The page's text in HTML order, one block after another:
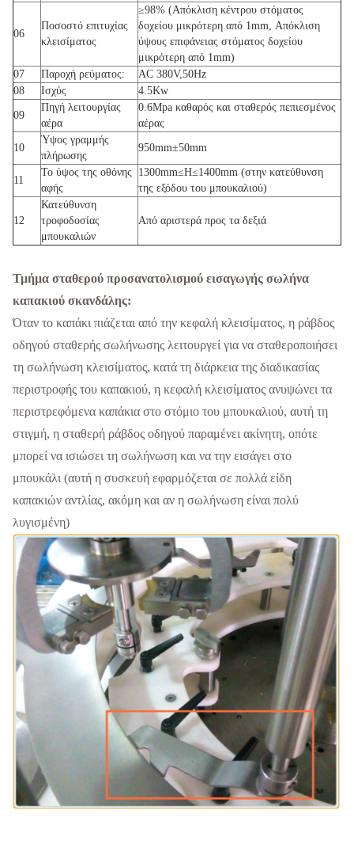
06
Ποσοστό επιτυχίας
κλεισίματος
≥98% (Απόκλιση κέντρου στόματος
δοχείου μικρότερη από 1mm, Απόκλιση
ύψους επιφάνειας στόματος δοχείου
μικρότερη από 1mm)
07
Παροχή ρεύματος:
AC 380V,50Hz
08
Ισχύς 4.5Kw
09
Πηγή λειτουργίας
αέρα
0.6Mpa καθαρός και σταθερός πεπιεσμένος
αέρας
10
Ύψος γραμμής
πλήρωσης
950mm±50mm
11
Το ύψος της οθόνης
αφής
1300mm≤H≤1400mm (στην κατεύθυνση
της εξόδου του μπουκαλιού)
12
Κατεύθυνση
τροφοδοσίας
μπουκαλιών
Από αριστερά προς τα δεξιά
Τμήμα σταθερού προσανατολισμού εισαγωγής σωλήνα
καπακιού σκανδάλης:
Όταν το καπάκι πιάζεται από την κεφαλή κλεισίματος, η ράβδος
οδηγού σταθερής σωλήνωσης λειτουργεί για να σταθεροποιήσει
τη σωλήνωση κλεισίματος, κατά τη διάρκεια της διαδικασίας
περιστροφής του καπακιού, η κεφαλή κλεισίματος ανυψώνει τα
περιστρεφόμενα καπάκια στο στόμιο του μπουκαλιού, αυτή τη
στιγμή, η σταθερή ράβδος οδηγού παραμένει ακίνητη, οπότε
μπορεί να ισιώσει τη σωλήνωση και να την εισάγει στο
μπουκάλι (αυτή η συσκευή εφαρμόζεται σε πολλά είδη
καπακιών αντλίας, ακόμη και αν η σωλήνωση είναι πολύ
λυγισμένη)